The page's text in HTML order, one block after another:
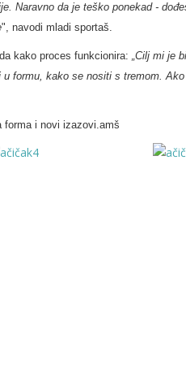
Naravno da je teško ponekad -
", navodi mladi sportaš.
kako proces funkcionira: „Cilj mi je
formu, kako se nositi s tremom.
forma i novi izazovi.amš